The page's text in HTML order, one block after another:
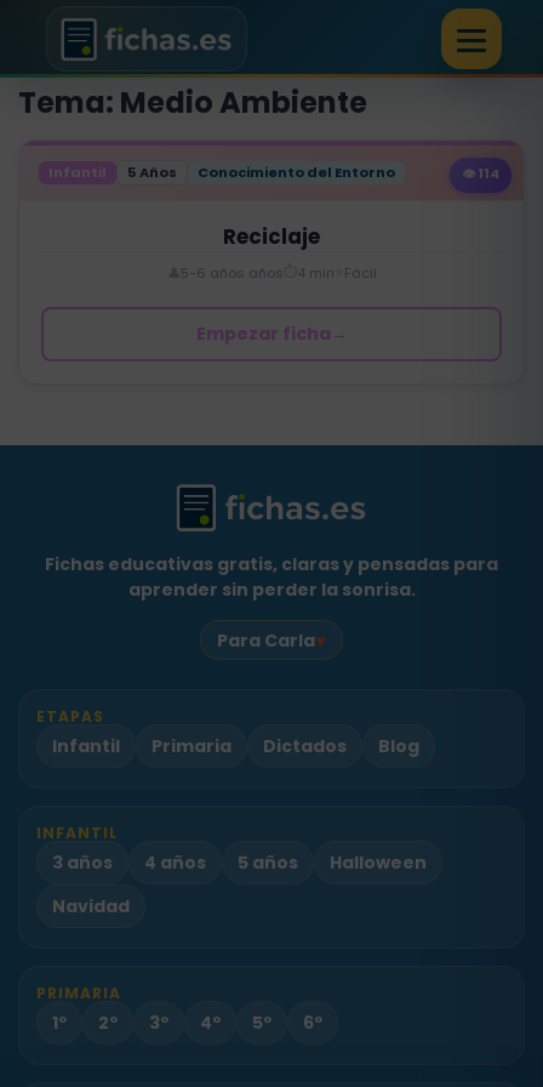
Tema: Medio Ambiente
Infantil 5 Años Conocimiento del Entorno 👁️ 114
Reciclaje
5-6 años años 4 min Fácil
Empezar ficha →
Fichas educativas gratis, claras y pensadas para
aprender sin perder la sonrisa.
Para Carla♥
ETAPAS
Infantil Primaria Dictados Blog
INFANTIL
3 años 4 años 5 años
Halloween
Navidad
PRIMARIA
1º 2º 3º 4º 5º 6º